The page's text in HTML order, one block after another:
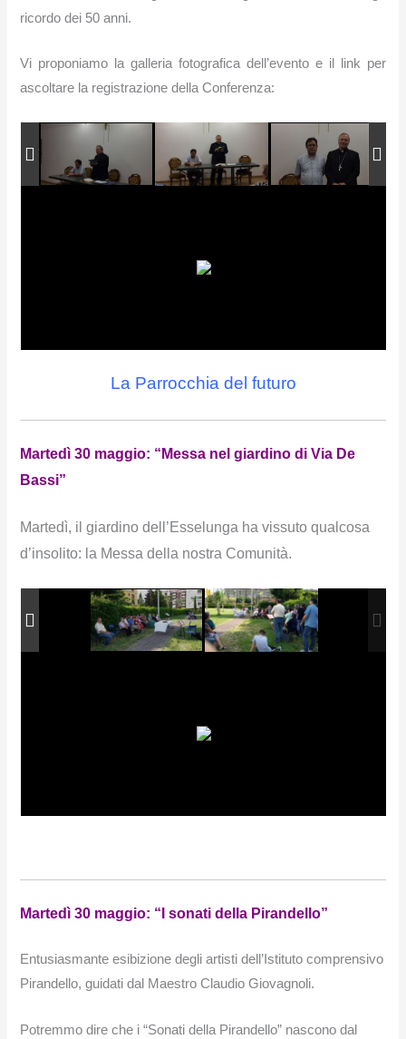
ricordo dei 50 anni.
Vi proponiamo la galleria fotografica dell’evento e il link per
ascoltare la registrazione della Conferenza:
La Parrocchia del futuro
Martedì 30 maggio: “Messa nel giardino di Via De
Bassi”
Martedì, il giardino dell’Esselunga ha vissuto qualcosa
d’insolito: la Messa della nostra Comunità.
Martedì 30 maggio: “I sonati della Pirandello”
Entusiasmante esibizione degli artisti dell’Istituto comprensivo
Pirandello, guidati dal Maestro Claudio Giovagnoli.
Potremmo dire che i “Sonati della Pirandello” nascono dal